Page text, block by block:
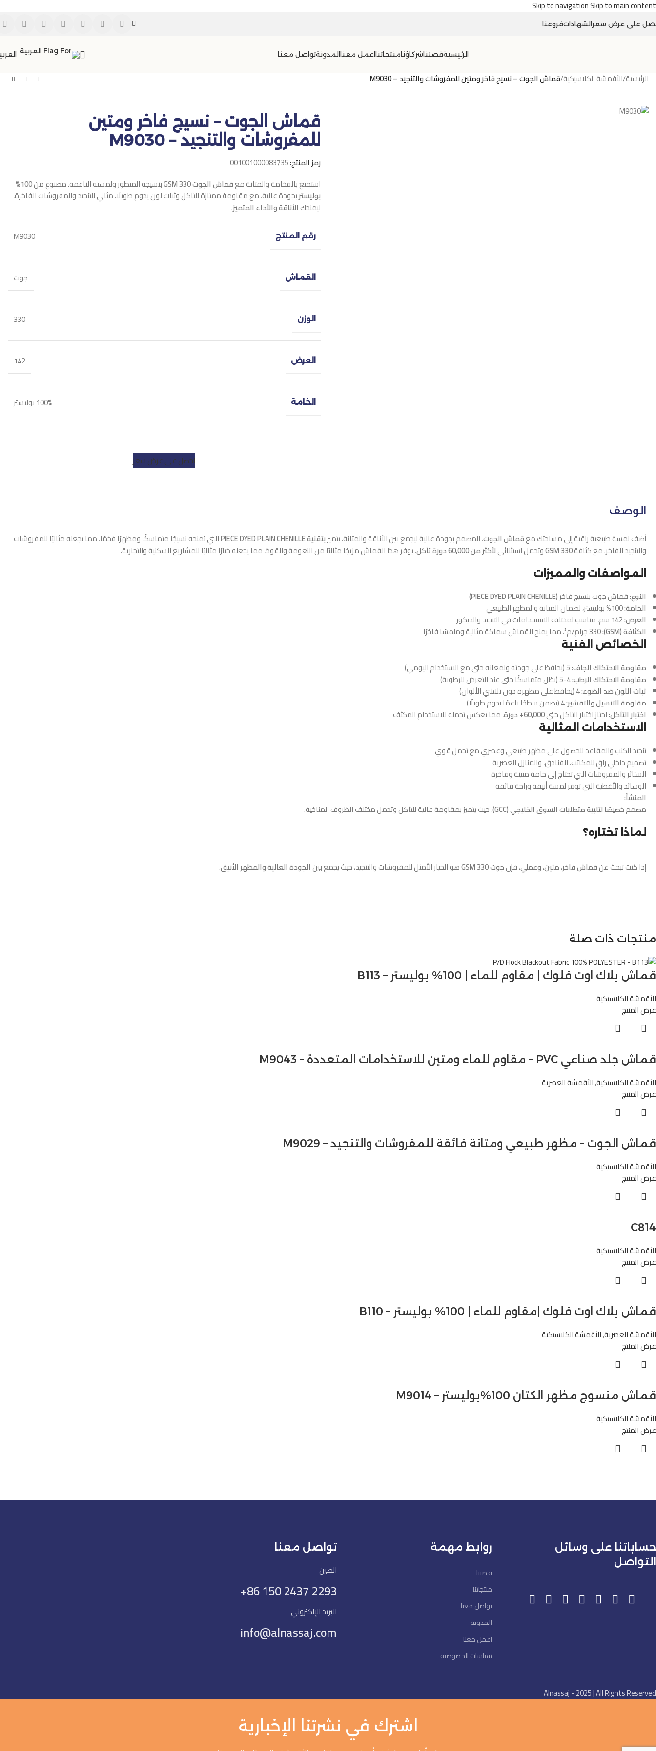
Skip to navigationSkip to main content
على عرض سعرالشهاداتفروعنا
الرئيسيةقصتناشركاؤنامنتجاتنااعمل معناالمدونةتواصل معنا
الرئيسية/الأقمشة الكلاسيكية/قماش الجوت – نسيج فاخر ومتين للمفروشات والتنجيد – M9030
قماش الجوت – نسيج فاخر ومتين
للمفروشات والتنجيد – M9030
رمز المنتج:001001000083735
استمتع بالفخامة والمتانة معقماش الجوت 330 GSM بنسيجه المتطور ولمسته الناعمة. مصنوع من
100%
بوليستربجودة عالية، مع مقاومة ممتازة للتآكل وثبات لون يدوم طويلًا. مثالي للتنجيد والمفروشات الفاخرة،
ليمنحك الأناقة والأداء المتميز.
رقم المنتج M9030
القماش جوت
الوزن 330
العرض 142
الخامة 100% بوليستر
احصل على عرض سعر
الوصف
أضف لمسة طبيعية راقية إلى مساحتك معقماش الجوت، المصمم بجودة عالية ليجمع بين الأناقة والمتانة. يتميزبتقنية PIECE DYED PLAIN CHENILLE
التي تمنحه نسيجًا متماسكًا ومظهرًا فخمًا، مما يجعله مثاليًا للمفروشات
والتنجيد الفاخر. مع كثافة330 GSM وتحمل استثنائيلأكثر من 60,000 دورة تآكل ، يوفر هذا القماش مزيجًا مثاليًا من النعومة والقوة، مما يجعله خيارًا مثاليًا للمشاريع السكنية والتجارية.
المواصفات والمميزات
النوع:قماش جوت بنسيج فاخر(PIECE DYED PLAIN CHENILLE)
الخامة:
العرض:
الكثافة (GSM):
الخصائص الفنية
مقاومة الاحتكاك الجاف:
مقاومة الاحتكاك الرطب:
ثبات اللون ضد الضوء:
مقاومة التنسيل والتقشير:
اختبار التآكل:اجتاز اختبار التآكل حتى60,000+ دورة ، مما يعكس تحمله للاستخدام المكثف
الاستخدامات المثالية
تنجيد الكنب والمقاعد للحصول على مظهر طبيعي وعصري مع تحمل قوي
تصميم داخلي راقٍ للمكاتب، الفنادق، والمنازل العصرية
الستائر والمفروشات التي تحتاج إلى خامة متينة وفاخرة
الوسائد والأغطية التي توفر لمسة أنيقة وراحة فائقة
المنشأ:
مصمم خصيصًالتلبية متطلبات السوق الخليجي (GCC) ، حيث يتميز بمقاومة عالية للتآكل وتحمل مختلف الظروف المناخية.
لماذا تختاره؟
إذا كنت تبحث عنقماش فاخر، متين، وعملي، فإنجوت 330 GSM هو الخيار الأمثل للمفروشات والتنجيد، حيث يجمع بين الجودة العالية والمظهر الأنيق.
منتجات ذات صلة
قماش بلاك اوت فلوك | مقاوم للماء | 100% بوليستر – B113
الأقمشة الكلاسيكية
عرض المنتج
قماش جلد صناعي PVC – مقاوم للماء ومتين للاستخدامات المتعددة – M9043
الأقمشة الكلاسيكية,الأقمشة العصرية
عرض المنتج
قماش الجوت – مظهر طبيعي ومتانة فائقة للمفروشات والتنجيد – M9029
الأقمشة الكلاسيكية
عرض المنتج
C814
الأقمشة الكلاسيكية
عرض المنتج
قماش بلاك اوت فلوك |مقاوم للماء | 100% بوليستر – B110
الأقمشة العصرية,الأقمشة الكلاسيكية
عرض المنتج
قماش منسوج مظهر الكتان 100%بوليستر – M9014
الأقمشة الكلاسيكية
عرض المنتج
روابط مهمة
قصتنا
منتجاتنا
تواصل معنا
المدونة
اعمل معنا
سياسات الخصوصية
تواصل معنا
الصين
+86 150 2437 2293
البريد الإلكتروني
info@alnassaj.com
حساباتنا على وسائل
التواصل
Alnassaj - 2025 | All Rights Reserved
اشترك في نشرتنا الإخبارية